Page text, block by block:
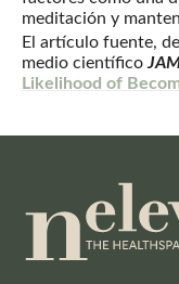
meditación y
El artículo fuente,
medio científico
Likelihood of